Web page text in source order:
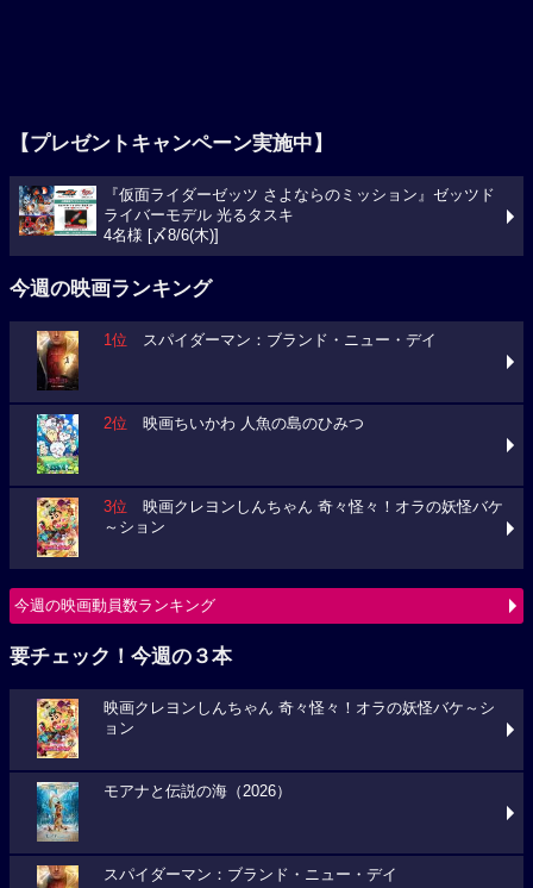
【プレゼントキャンペーン実施中】
『仮面ライダーゼッツ さよならのミッション』ゼッツド
ライバーモデル 光るタスキ
4名様 [〆8/6(木)]
今週の映画ランキング
1位 スパイダーマン：ブランド・ニュー・デイ
2位 映画ちいかわ 人魚の島のひみつ
3位 映画クレヨンしんちゃん 奇々怪々！オラの妖怪バケ
～ション
今週の映画動員数ランキング
要チェック！今週の３本
映画クレヨンしんちゃん 奇々怪々！オラの妖怪バケ～シ
ョン
モアナと伝説の海（2026）
スパイダーマン：ブランド・ニュー・デイ